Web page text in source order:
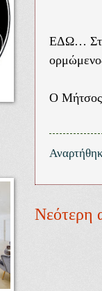
ΕΔΩ…
Ο
Νεότερη